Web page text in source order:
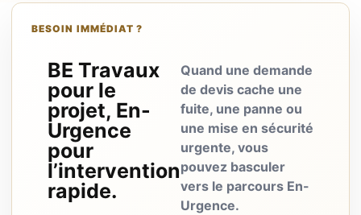
BESOIN IMMÉDIAT ?
BE Travaux
pour le
projet, En-
Urgence
pour
l’intervention
rapide.
Quand une demande
de devis cache une
fuite, une panne ou
une mise en sécurité
urgente, vous
pouvez basculer
vers le parcours En-
Urgence.